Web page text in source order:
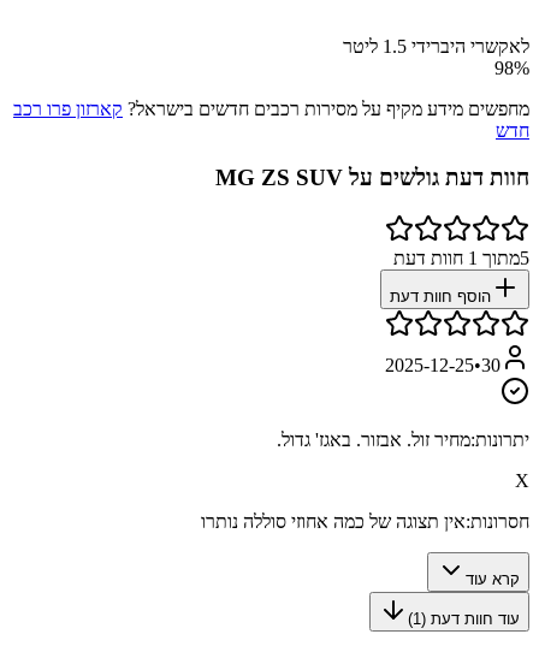
לאקשרי היברידי 1.5 ליטר
98%
מחפשים מידע מקיף על מסירות רכבים חדשים בישראל? קארזון פרו רכב
חדש
חוות דעת גולשים על MG ZS SUV
5מתוך 1 חוות דעת
הוסף חוות דעת
30
•
2025-12-25
יתרונות:מחיר זול. אבזור. באגז' גדול.
X
חסרונות:אין תצוגה של כמה אחוזי סוללה נותרו
קרא עוד
עוד חוות דעת (1
)